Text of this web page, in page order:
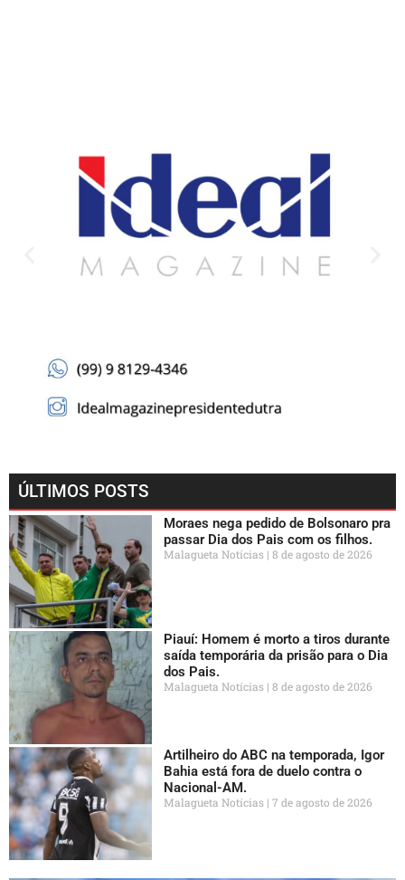
ÚLTIMOS POSTS
Moraes nega pedido de Bolsonaro pra
passar Dia dos Pais com os filhos.
Malagueta Notícias 8 de agosto de 2026
Piauí: Homem é morto a tiros durante
saída temporária da prisão para o Dia
dos Pais.
Malagueta Notícias 8 de agosto de 2026
Artilheiro do ABC na temporada, Igor
Bahia está fora de duelo contra o
Nacional-AM.
Malagueta Notícias 7 de agosto de 2026